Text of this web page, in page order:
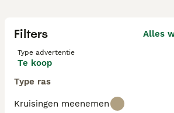
Filters Alles
Type advertentie
Te koop
Type ras
Kruisingen meenemen